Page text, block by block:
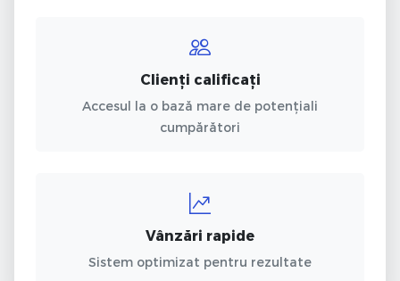
Clienți calificați
Accesul la o bază mare de potențiali
cumpărători
Vânzări rapide
Sistem optimizat pentru rezultate